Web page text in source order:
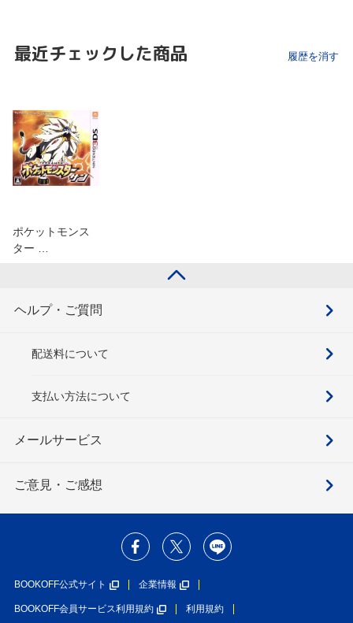
最近チェックした商品 履歴を消す
ポケットモンス
ター …
ヘルプ・ご質問
配送料について
支払い方法について
メールサービス
ご意見・ご感想
BOOKOFF公式サイト 企業情報
BOOKOFF会員サービス利用規約 利用規約